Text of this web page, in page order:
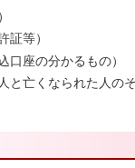
証等）
座の分かるもの）
と亡くなられた人の